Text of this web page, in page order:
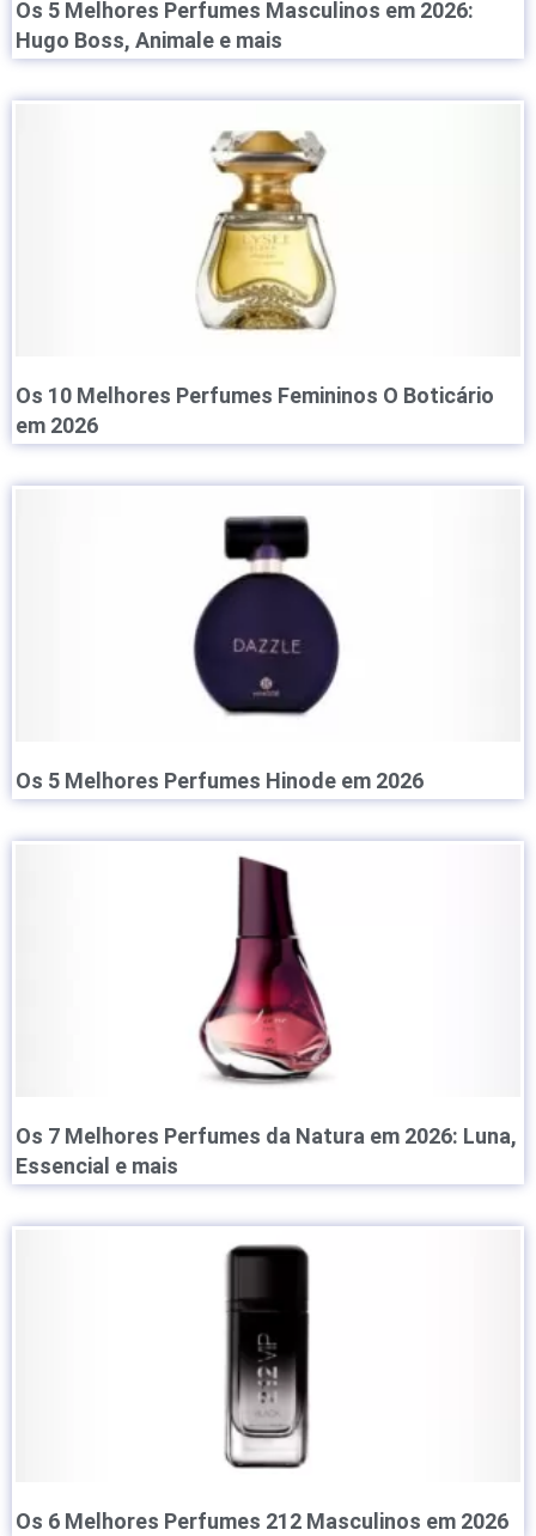
Os 5 Melhores Perfumes Masculinos em 2026:
Hugo Boss, Animale e mais
Os 10 Melhores Perfumes Femininos O Boticário
em 2026
Os 5 Melhores Perfumes Hinode em 2026
Os 7 Melhores Perfumes da Natura em 2026: Luna,
Essencial e mais
Os 6 Melhores Perfumes 212 Masculinos em 2026